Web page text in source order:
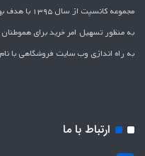
مجموعه
به منظور تسهیل امر خرید برای هموطنان
به راه اندازی وب سایت فروشگاهی با
ارتباط با ما